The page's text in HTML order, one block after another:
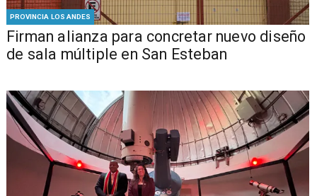
PROVINCIA LOS ANDES
​​Firman alianza para concretar nuevo diseño
de sala múltiple en San Esteban